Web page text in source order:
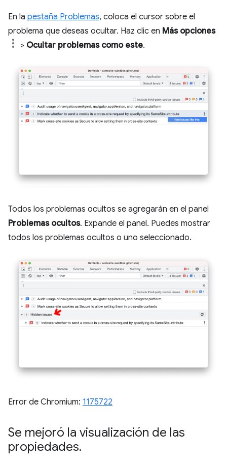
En la pestaña Problemas, coloca el cursor sobre el
problema que deseas ocultar. Haz clic en Más opciones
> Ocultar problemas como este.
Todos los problemas ocultos se agregarán en el panel
Problemas ocultos. Expande el panel. Puedes mostrar
todos los problemas ocultos o uno seleccionado.
Error de Chromium: 1175722
Se mejoró la visualización de las
propiedades.